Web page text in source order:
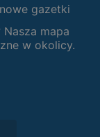
gazetki
mapa
w okolicy.